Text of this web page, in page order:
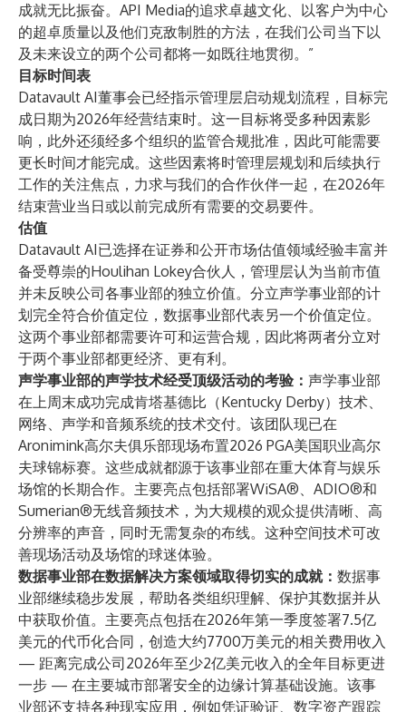
成就无比振奋。API Media的追求卓越文化、以客户为中心
的超卓质量以及他们克敌制胜的方法，在我们公司当下以
及未来设立的两个公司都将一如既往地贯彻。”
目标时间表
Datavault AI董事会已经指示管理层启动规划流程，目标完
成日期为2026年经营结束时。这一目标将受多种因素影
响，此外还须经多个组织的监管合规批准，因此可能需要
更长时间才能完成。这些因素将时管理层规划和后续执行
工作的关注焦点，力求与我们的合作伙伴一起，在2026年
结束营业当日或以前完成所有需要的交易要件。
估值
Datavault AI已选择在证券和公开市场估值领域经验丰富并
备受尊崇的Houlihan Lokey合伙人，管理层认为当前市值
并未反映公司各事业部的独立价值。分立声学事业部的计
划完全符合价值定位，数据事业部代表另一个价值定位。
这两个事业部都需要许可和运营合规，因此将两者分立对
于两个事业部都更经济、更有利。
声学事业部的声学技术经受顶级活动的考验： 声学事业部
在上周末成功完成肯塔基德比（Kentucky Derby）技术、
网络、声学和音频系统的技术交付。该团队现已在
Aronimink高尔夫俱乐部现场布置2026 PGA美国职业高尔
夫球锦标赛。这些成就都源于该事业部在重大体育与娱乐
场馆的长期合作。主要亮点包括部署WiSA®、ADIO®和
Sumerian®无线音频技术，为大规模的观众提供清晰、高
分辨率的声音，同时无需复杂的布线。这种空间技术可改
善现场活动及场馆的球迷体验。
数据事业部在数据解决方案领域取得切实的成就： 数据事
业部继续稳步发展，帮助各类组织理解、保护其数据并从
中获取价值。主要亮点包括在2026年第一季度签署7.5亿
美元的代币化合同，创造大约7700万美元的相关费用收入
— 距离完成公司2026年至少2亿美元收入的全年目标更进
一步 — 在主要城市部署安全的边缘计算基础设施。该事
业部还支持各种现实应用，例如凭证验证、数字资产跟踪